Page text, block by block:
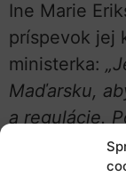
Ine Marie
príspevok jej
ministerka:
Maďarsku,
a regulácie.
občianskej
majú teraz